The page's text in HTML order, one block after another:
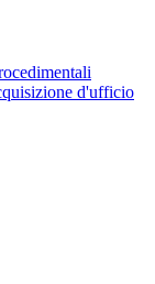
d'ufficio